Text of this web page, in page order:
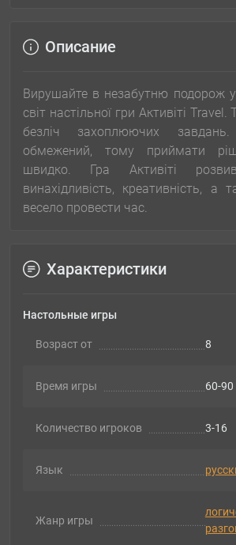
Описание
Вирушайте в незабутню подорож
світ настільної гри Активіті
безліч захоплюючих
обмежений, тому приймати
швидко. Гра Активіті
винахідливість, креативність, а
весело провести час.
Характеристики
Настольные игры
Возраст от 8
Время игры 60-90
Количество игроков 3-16
Язык
Жанр игры